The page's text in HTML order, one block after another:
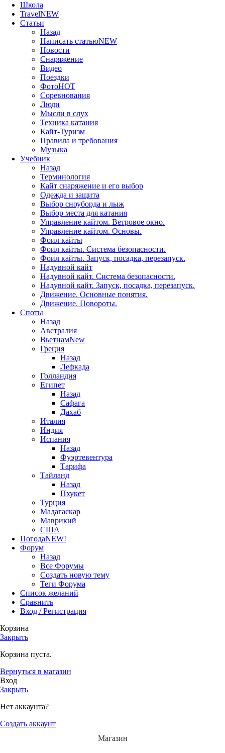
Школа
TravelNEW
Статьи
Назад
Написать статьюNEW
Новости
Снаряжение
Видео
Поездки
ФотоHOT
Соревнования
Люди
Мысли в слух
Техника катания
Кайт-Туризм
Правила и требования
Музыка
Учебник
Назад
Терминология
Кайт снаряжение и его выбор
Одежда и защита
Выбор сноуборда и лыж
Выбор места для катания
Управление кайтом. Ветровое окно.
Управление кайтом. Основы.
Фоил кайты
Фоил кайты. Система безопасности.
Фоил кайты. Запуск, посадка, перезапуск.
Надувной кайт
Надувной кайт. Система безопасности.
Надувной кайт. Запуск, посадка, перезапуск.
Движение. Основные понятия.
Движение. Повороты.
Споты
Назад
Австралия
ВьетнамNew
Греция
Назад
Лефкада
Голландия
Египет
Назад
Сафага
Дахаб
Италия
Индия
Испания
Назад
Фуэртевентура
Тарифа
Тайланд
Назад
Пхукет
Турция
Мадагаскар
Маврикий
США
ПогодаNEW!
Форум
Назад
Все Форумы
Создать новую тему
Теги Форума
Список желаний
Сравнить
Вход / Регистрация
Корзина
Закрыть
Корзина пуста.
Вернуться в магазин
Вход
Закрыть
Нет аккаунта?
Создать аккаунт
Магазин